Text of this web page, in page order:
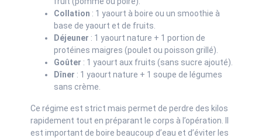
Collation : 1 yaourt à boire ou un smoothie à
base de yaourt et de fruits.
Déjeuner : 1 yaourt nature + 1 portion de
protéines maigres (poulet ou poisson grillé).
Goûter : 1 yaourt aux fruits (sans sucre ajouté).
Dîner : 1 yaourt nature + 1 soupe de légumes
sans crème.
Ce régime est strict mais permet de perdre des kilos
rapidement tout en préparant le corps à l’opération. Il
est important de boire beaucoup d’eau et d’éviter les